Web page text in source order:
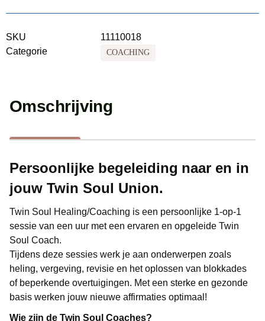
SKU
11110018
Categorie
COACHING
Omschrijving
Persoonlijke begeleiding naar en in
jouw Twin Soul Union.
Twin Soul Healing/Coaching is een persoonlijke 1-op-1
sessie van een uur met een ervaren en opgeleide Twin
Soul Coach.
Tijdens deze sessies werk je aan onderwerpen zoals
heling, vergeving, revisie en het oplossen van blokkades
of beperkende overtuigingen. Met een sterke en gezonde
basis werken jouw nieuwe affirmaties optimaal!
Wie zijn de Twin Soul Coaches?